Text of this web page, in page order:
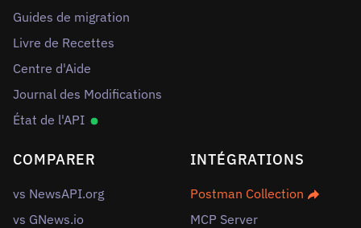
Guides de migration
Livre de Recettes
Centre d'Aide
Journal des Modifications
État de l'API
COMPARER
vs NewsAPI.org
vs GNews.io
INTÉGRATIONS
Postman Collection
MCP Server